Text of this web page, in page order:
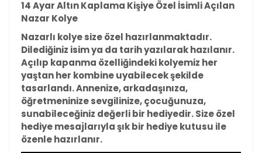
14 Ayar Altın Kaplama Kişiye Özel İsimli Açılan
Nazar Kolye
Nazarlı kolye size özel hazırlanmaktadır.
Dilediğiniz isim ya da tarih yazılarak hazılanır.
Açılıp kapanma özelliğindeki kolyemiz her
yaştan her kombine uyabilecek şekilde
tasarlandı. Annenize, arkadaşınıza,
öğretmeninize sevgilinize, çocuğunuza,
sunabileceğiniz değerli bir hediyedir. Size özel
hediye mesajlarıyla şık bir hediye kutusu ile
özenle hazırlanır.